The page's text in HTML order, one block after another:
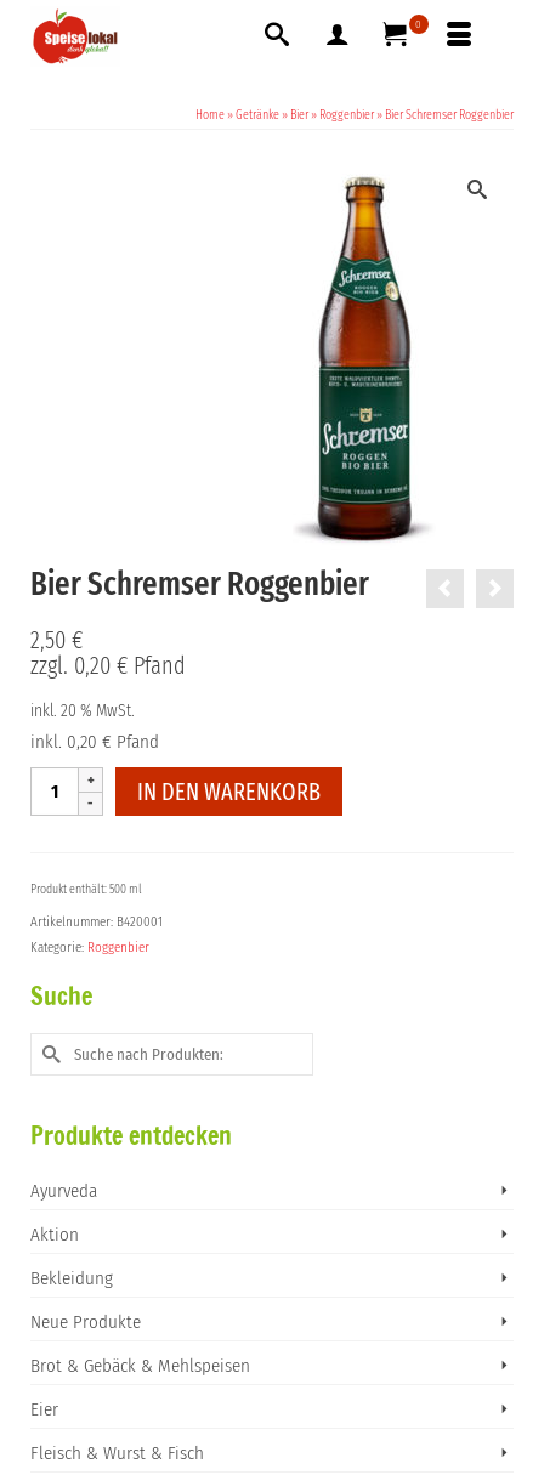
0
Home »Getränke » Bier » Roggenbier » Bier Schremser Roggenbier
Bier Schremser Roggenbier
2,50 €
zzgl. 0,20 € Pfand
inkl. 20 % MwSt.
inkl. 0,20 € Pfand
Schremser
IN DEN WARENKORB
Produkt enthält: 500 ml
Artikelnummer: B420001
Kategorie: Roggenbier
Suche
Suche
nach:
Produkte entdecken
Ayurveda
Aktion
Bekleidung
Neue Produkte
Brot & Gebäck & Mehlspeisen
Eier
Fleisch & Wurst & Fisch